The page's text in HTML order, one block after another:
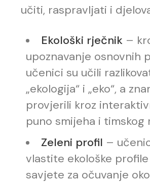
učiti, raspravljati i
Ekološki rječnik –
upoznavanje osnovnih
učenici su učili
„ekologija“ i „eko“, a
provjerili kroz
puno smijeha i timskog
Zeleni profil –
vlastite ekološke
savjete za očuvanje